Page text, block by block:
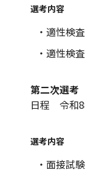
選考内容
・適性検
・適性検
第二次選考
日程 令和8
選考内容
・面接試験